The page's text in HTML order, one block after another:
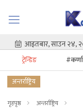
ट्रेन्डिङ
अन्तर्राष्ट्रिय
गृहपृष्ठ
अन्तर्राष्ट्रिय